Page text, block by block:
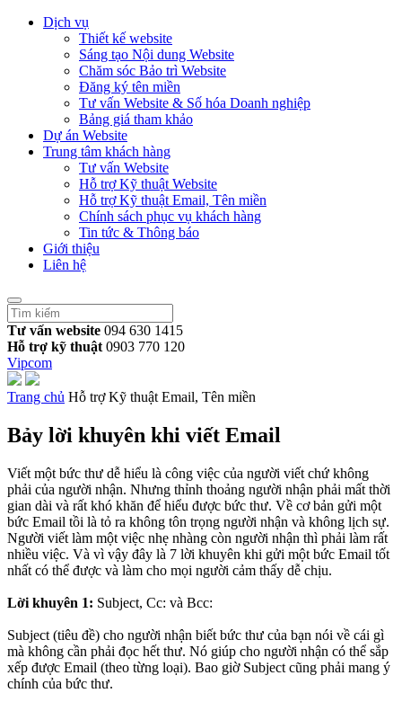
Dịch vụ
Thiết kế website
Sáng tạo Nội dung Website
Chăm sóc Bảo trì Website
Đăng ký tên miền
Tư vấn Website & Số hóa Doanh nghiệp
Bảng giá tham khảo
Dự án Website
Trung tâm khách hàng
Tư vấn Website
Hỗ trợ Kỹ thuật Website
Hỗ trợ Kỹ thuật Email, Tên miền
Chính sách phục vụ khách hàng
Tin tức & Thông báo
Giới thiệu
Liên hệ
Tư vấn website 094 630 1415
Hỗ trợ kỹ thuật 0903 770 120
Vipcom
Trang chủ Hỗ trợ Kỹ thuật Email, Tên miền
Bảy lời khuyên khi viết Email
Viết một bức thư dễ hiểu là công việc của người viết chứ không
phải của người nhận. Nhưng thỉnh thoảng người nhận phải mất thời
gian dài và rất khó khăn để hiểu được bức thư. Về cơ bản gửi một
bức Email tồi là tỏ ra không tôn trọng người nhận và không lịch sự.
Người viết làm một việc nhẹ nhàng còn người nhận thì phải làm rất
nhiều việc. Và vì vậy đây là 7 lời khuyên khi gửi một bức Email tốt
nhất có thể được và làm cho mọi người cảm thấy dễ chịu.
Lời khuyên 1: Subject, Cc: và Bcc:
Subject (tiêu đề) cho người nhận biết bức thư của bạn nói về cái gì
mà không cần phải đọc hết thư. Nó giúp cho người nhận có thể sắp
xếp được Email (theo từng loại). Bao giờ Subject cũng phải mang ý
chính của bức thư.